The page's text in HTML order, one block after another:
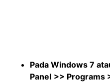
Pada Windows 7
Panel >> Programs